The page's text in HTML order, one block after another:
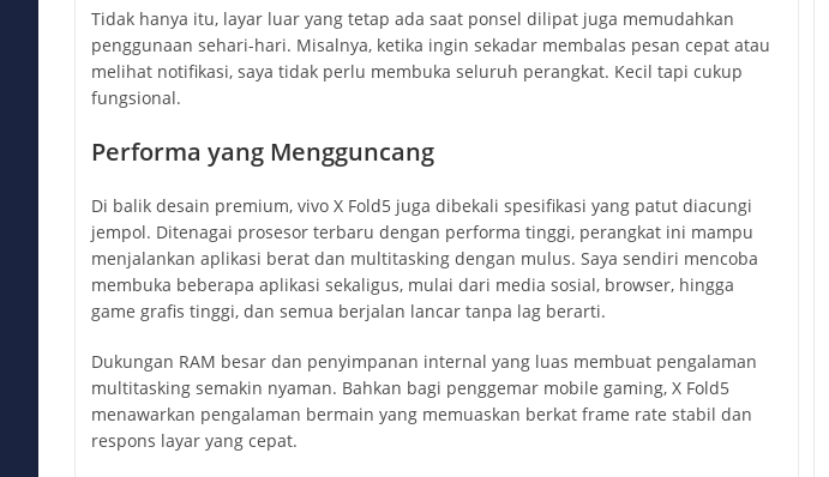
Tidak hanya itu, layar luar yang tetap ada saat ponsel dilipat juga memudahkan
penggunaan sehari-hari. Misalnya, ketika ingin sekadar membalas pesan cepat atau
melihat notifikasi, saya tidak perlu membuka seluruh perangkat. Kecil tapi cukup
fungsional.
Performa yang Mengguncang
Di balik desain premium, vivo X Fold5 juga dibekali spesifikasi yang patut diacungi
jempol. Ditenagai prosesor terbaru dengan performa tinggi, perangkat ini mampu
menjalankan aplikasi berat dan multitasking dengan mulus. Saya sendiri mencoba
membuka beberapa aplikasi sekaligus, mulai dari media sosial, browser, hingga
game grafis tinggi, dan semua berjalan lancar tanpa lag berarti.
Dukungan RAM besar dan penyimpanan internal yang luas membuat pengalaman
multitasking semakin nyaman. Bahkan bagi penggemar mobile gaming, X Fold5
menawarkan pengalaman bermain yang memuaskan berkat frame rate stabil dan
respons layar yang cepat.